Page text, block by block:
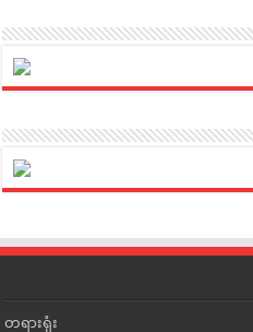
တရားရုံး